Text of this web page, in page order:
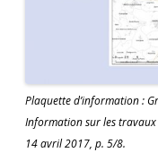
Plaquette d’information :
Information sur les
14 avril 2017, p. 5/8.